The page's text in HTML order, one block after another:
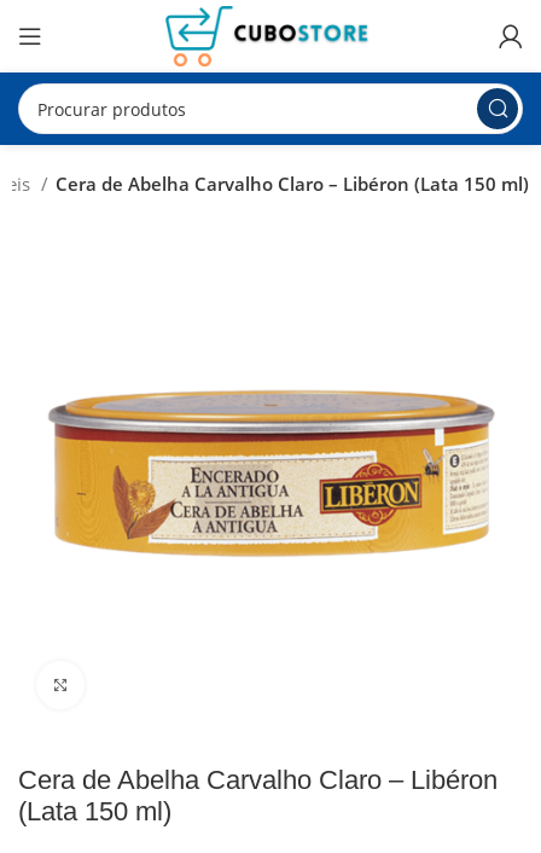
Cera de Abelha Carvalho Claro – Libéron (Lata 150 ml)
Cera de Abelha Carvalho Claro – Libéron
(Lata 150 ml)